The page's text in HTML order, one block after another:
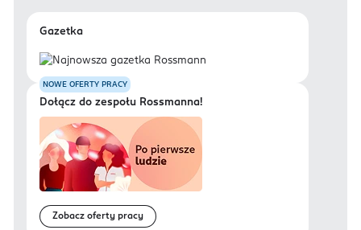
Gazetka
NOWE OFERTY PRACY
Dołącz do zespołu Rossmanna!
Zobacz oferty pracy